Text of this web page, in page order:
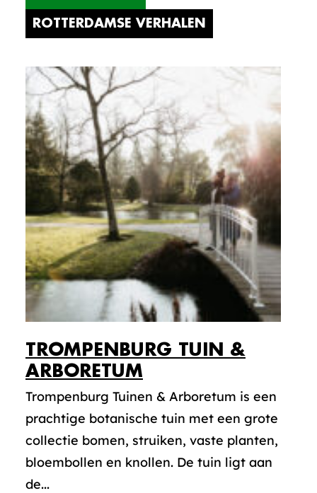
ROTTERDAMSE VERHALEN
TROMPENBURG TUIN &
ARBORETUM
Trompenburg Tuinen & Arboretum is een
prachtige botanische tuin met een grote
collectie bomen, struiken, vaste planten,
bloembollen en knollen. De tuin ligt aan
de...